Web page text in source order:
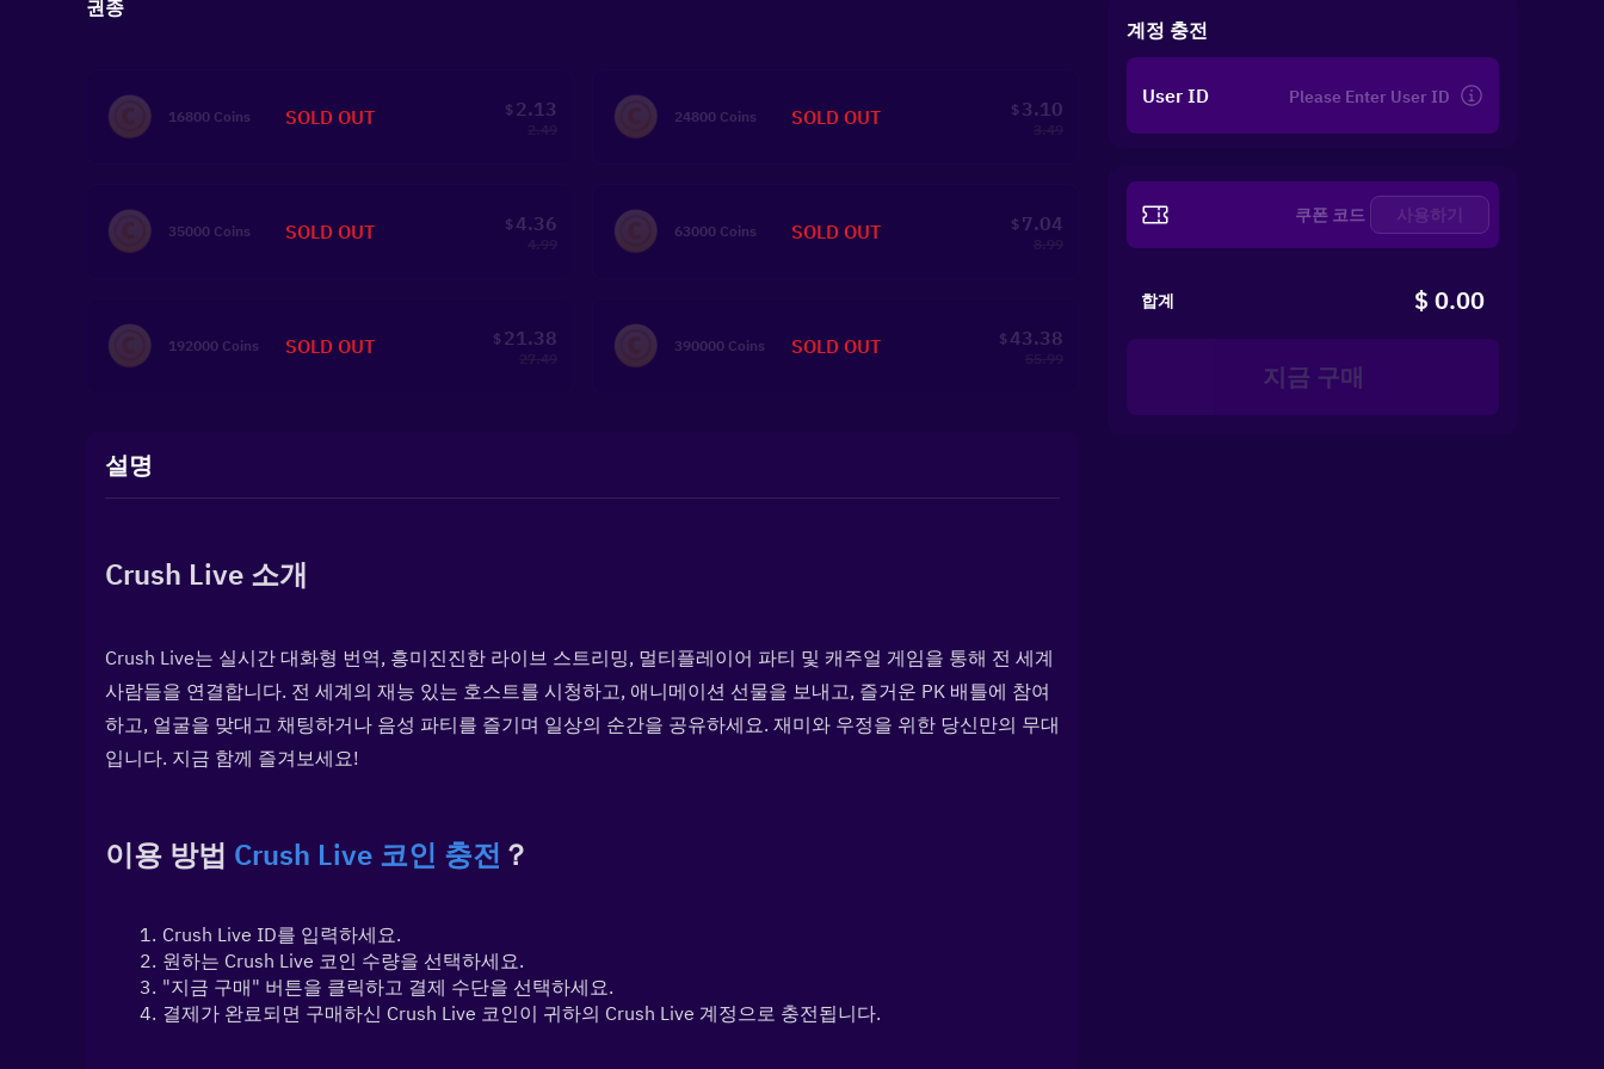
권종
16800 Coins $ 2.13
SOLD OUT 24800 Coins $ 3.10
SOLD OUT
35000 Coins $ 4.36
SOLD OUT 63000 Coins $ 7.04
SOLD OUT
192000 Coins $ 21.38
SOLD OUT 390000 Coins $ 43.38
SOLD OUT
설명
Crush Live 소개
Crush Live는 실시간 대화형 번역, 흥미진진한 라이브 스트리밍, 멀티플레이어 파티 및 캐주얼 게임을 통해 전 세계
사람들을 연결합니다. 전 세계의 재능 있는 호스트를 시청하고, 애니메이션 선물을 보내고, 즐거운 PK 배틀에 참여
하고, 얼굴을 맞대고 채팅하거나 음성 파티를 즐기며 일상의 순간을 공유하세요. 재미와 우정을 위한 당신만의 무대
입니다. 지금 함께 즐겨보세요!
이용 방법 Crush Live 코인 충전 ？
Crush Live ID를 입력하세요.
원하는 Crush Live 코인 수량을 선택하세요.
"지금 구매" 버튼을 클릭하고 결제 수단을 선택하세요.
결제가 완료되면 구매하신 Crush Live 코인이 귀하의 Crush Live 계정으로 충전됩니다.
계정 충전
User ID
사용하기
합계 $ 0.00
지금 구매